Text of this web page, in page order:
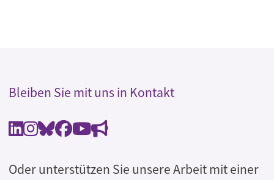
Bleiben Sie mit uns in Kontakt
Oder unterstützen Sie unsere Arbeit mit einer